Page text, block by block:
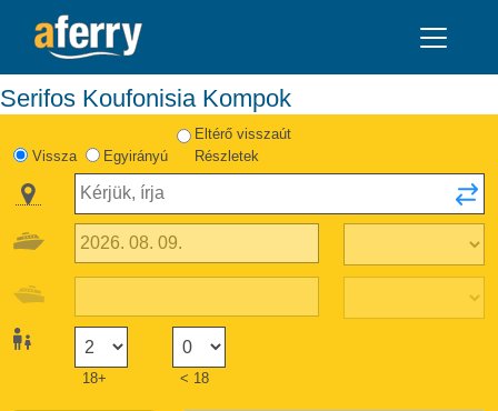
Serifos Koufonisia Kompok
Vissza Egyirányú
Eltérő visszaút
Részletek
18+ < 18